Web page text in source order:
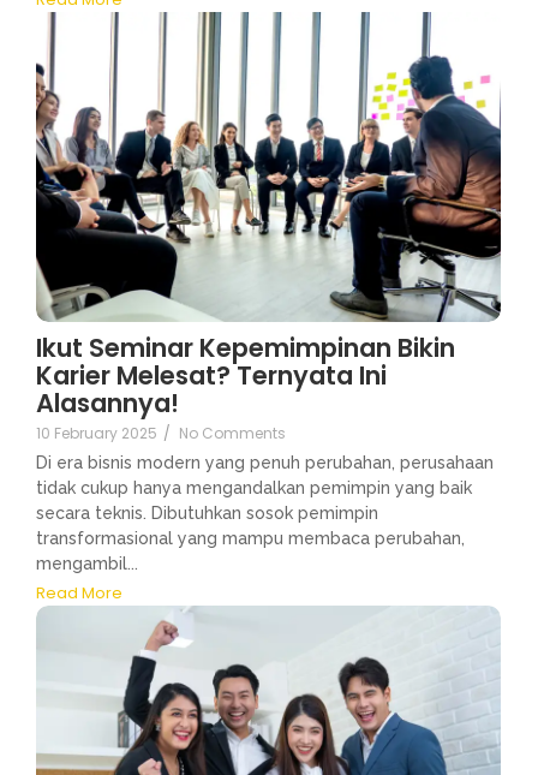
Ikut Seminar Kepemimpinan Bikin
Karier Melesat? Ternyata Ini
Alasannya!
10 February 2025 / No Comments
Di era bisnis modern yang penuh perubahan, perusahaan
tidak cukup hanya mengandalkan pemimpin yang baik
secara teknis. Dibutuhkan sosok pemimpin
transformasional yang mampu membaca perubahan,
mengambil...
Read More